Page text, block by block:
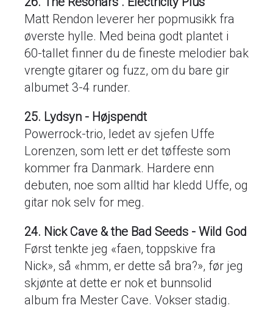
Matt Rendon leverer her popmusikk fra
øverste hylle. Med beina godt plantet i
60-tallet finner du de fineste melodier bak
vrengte gitarer og fuzz, om du bare gir
albumet 3-4 runder.
25. Lydsyn - Højspendt
Powerrock-trio, ledet av sjefen Uffe
Lorenzen, som lett er det tøffeste som
kommer fra Danmark. Hardere enn
debuten, noe som alltid har kledd Uffe, og
gitar nok selv for meg.
24. Nick Cave & the Bad Seeds - Wild God
Først tenkte jeg «faen, toppskive fra
Nick», så «hmm, er dette så bra?», før jeg
skjønte at dette er nok et bunnsolid
album fra Mester Cave. Vokser stadig.